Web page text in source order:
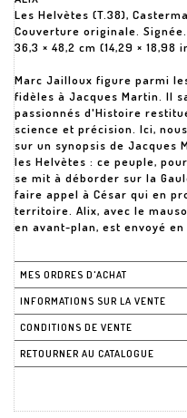
Les Helvètes (T.38),
Couverture originale.
36,3 × 48,2 cm (14,29 × 18,98
Marc Jailloux figure parmi
fidèles à Jacques Martin. Il
passionnés d'Histoire
science et précision. Ici,
sur un synopsis de Jacques
les Helvètes : ce peuple,
se mit à déborder sur la
faire appel à César qui en
territoire. Alix, avec le
en avant-plan, est envoyé en
MES ORDRES D'ACHAT
INFORMATIONS SUR LA VENTE
CONDITIONS DE VENTE
RETOURNER AU CATALOGUE